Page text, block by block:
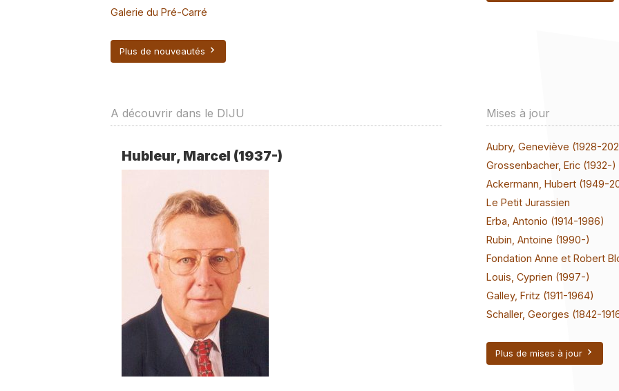
Galerie du Pré-Carré
Plus de nouveautés
A découvrir dans le DIJU
Hubleur, Marcel (1937-)
Mises à jour
Aubry, Geneviève (1928-
Grossenbacher, Eric (1932-)
Ackermann, Hubert (1949-
Le Petit Jurassien
Erba, Antonio (1914-1986)
Rubin, Antoine (1990-)
Fondation Anne et Robert
Louis, Cyprien (1997-)
Galley, Fritz (1911-1964)
Schaller, Georges (1842-
Plus de mises à jour